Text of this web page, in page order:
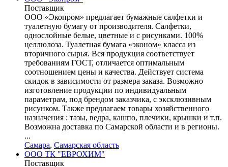
Поставщик
ООО «Экопром» предлагает бумажные салфетки и
туалетную бумагу от производителя. Салфетки,
однослойные белые, цветные и с рисунками. 100%
целлюлоза. Туалетная бумага «эконом» класса из
вторичного сырья. Вся продукция соответствует
требованиям ГОСТ, отличается оптимальным
соотношением цены и качества. Действует система
скидок в зависимости от размера заказа. Возможно
изготовление продукции по индивидуальным
параметрам, под брендом заказчика, с эксклюзивным
рисунком. Также предлагаем товары хозяйственного
назначения : тазы, ведра, кашпо, плечики, крышки и т.п.
Возможна доставка по Самарской области и в регионы.
...
Самара, Самарская область
ООО ТК "ЕВРОХИМ"
Поставщик